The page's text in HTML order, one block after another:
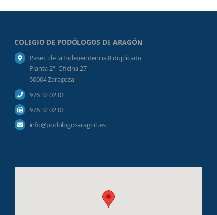
COLEGIO DE PODÓLOGOS DE ARAGÓN
Paseo de la Independencia 8 duplicado
Planta 2ª, Oficina 27
50004 Zaragoza
976 32 02 01
976 32 02 01
info@podologosaragon.es